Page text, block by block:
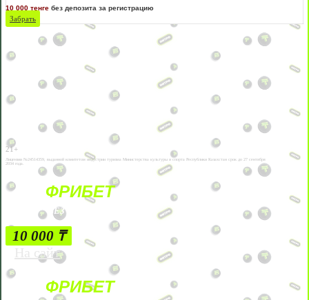
10 000 тенге без депозита за регистрацию
Забрать
21+
Лицензии №24514359, выданной комитетом индустрии туризма Министерства культуры и спорта Республики Казахстан срок до 27 сентября
2034 года.
ФРИБЕТ
БЕЗ УСЛОВИЙ
10 000 ₸
На сайт
ФРИБЕТ